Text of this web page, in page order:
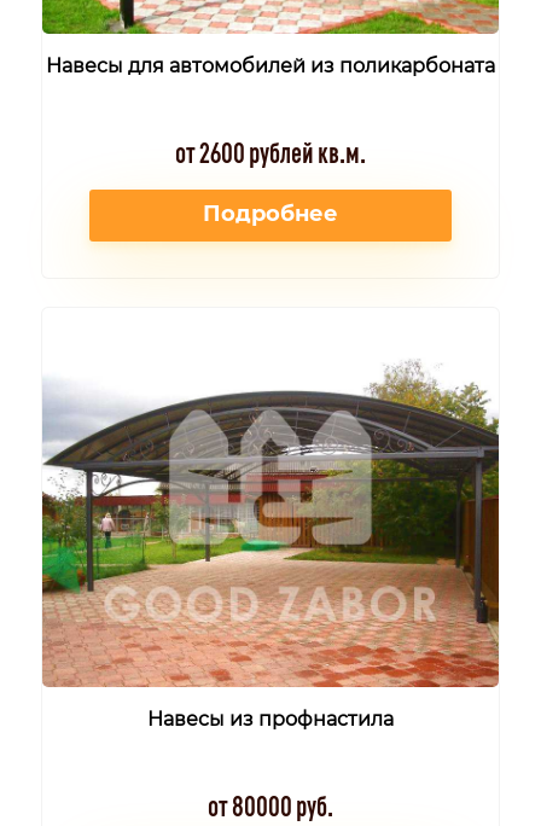
Навесы для автомобилей из поликарбоната
от 2600 рублей кв.м.
Подробнее
Навесы из профнастила
от 80000 руб.